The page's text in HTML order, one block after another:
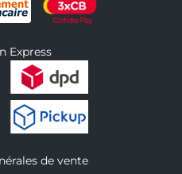
Express
de vente